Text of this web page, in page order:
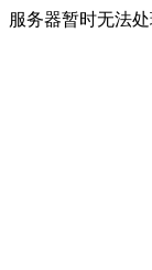
服务器暂时无法